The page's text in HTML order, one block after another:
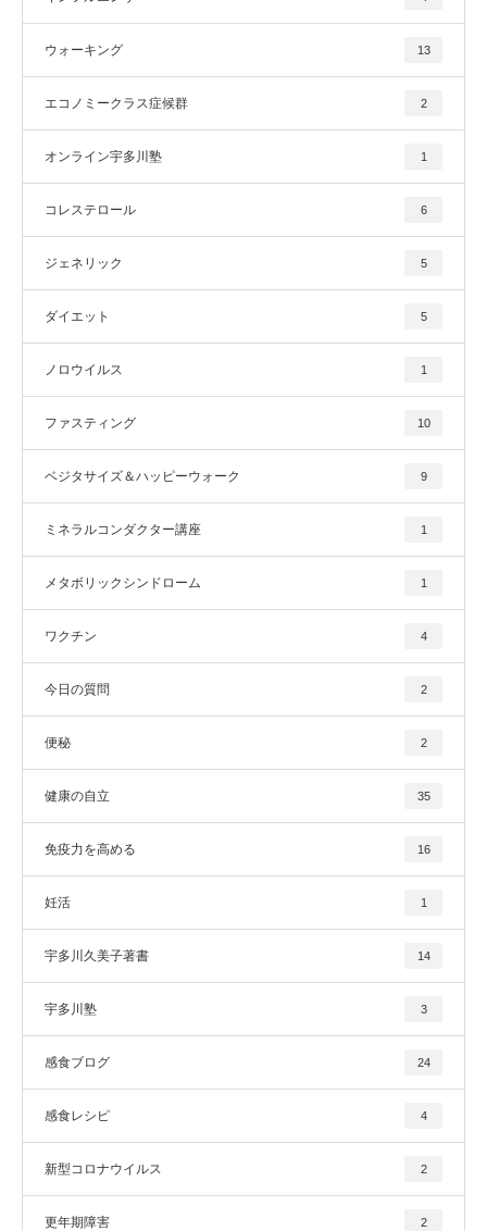
ウォーキング 13
エコノミークラス症候群 2
オンライン宇多川塾 1
コレステロール 6
ジェネリック 5
ダイエット 5
ノロウイルス 1
ファスティング 10
ベジタサイズ＆ハッピーウォーク 9
ミネラルコンダクター講座 1
メタボリックシンドローム 1
ワクチン 4
今日の質問 2
便秘 2
健康の自立 35
免疫力を高める 16
妊活 1
宇多川久美子著書 14
宇多川塾 3
感食ブログ 24
感食レシピ 4
新型コロナウイルス 2
更年期障害 2